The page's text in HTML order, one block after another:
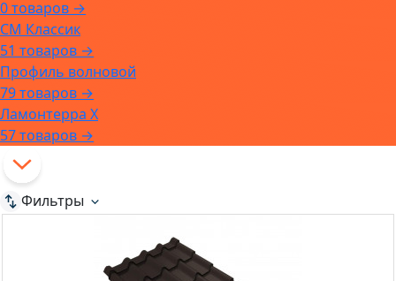
0 товаров →
СМ Классик
51 товаров →
Профиль волновой
79 товаров →
Ламонтерра X
57 товаров →
Фильтры